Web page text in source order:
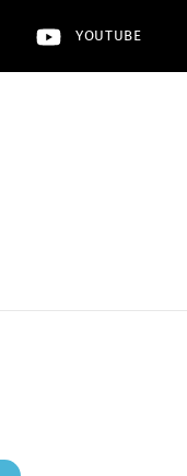
YOUTUBE